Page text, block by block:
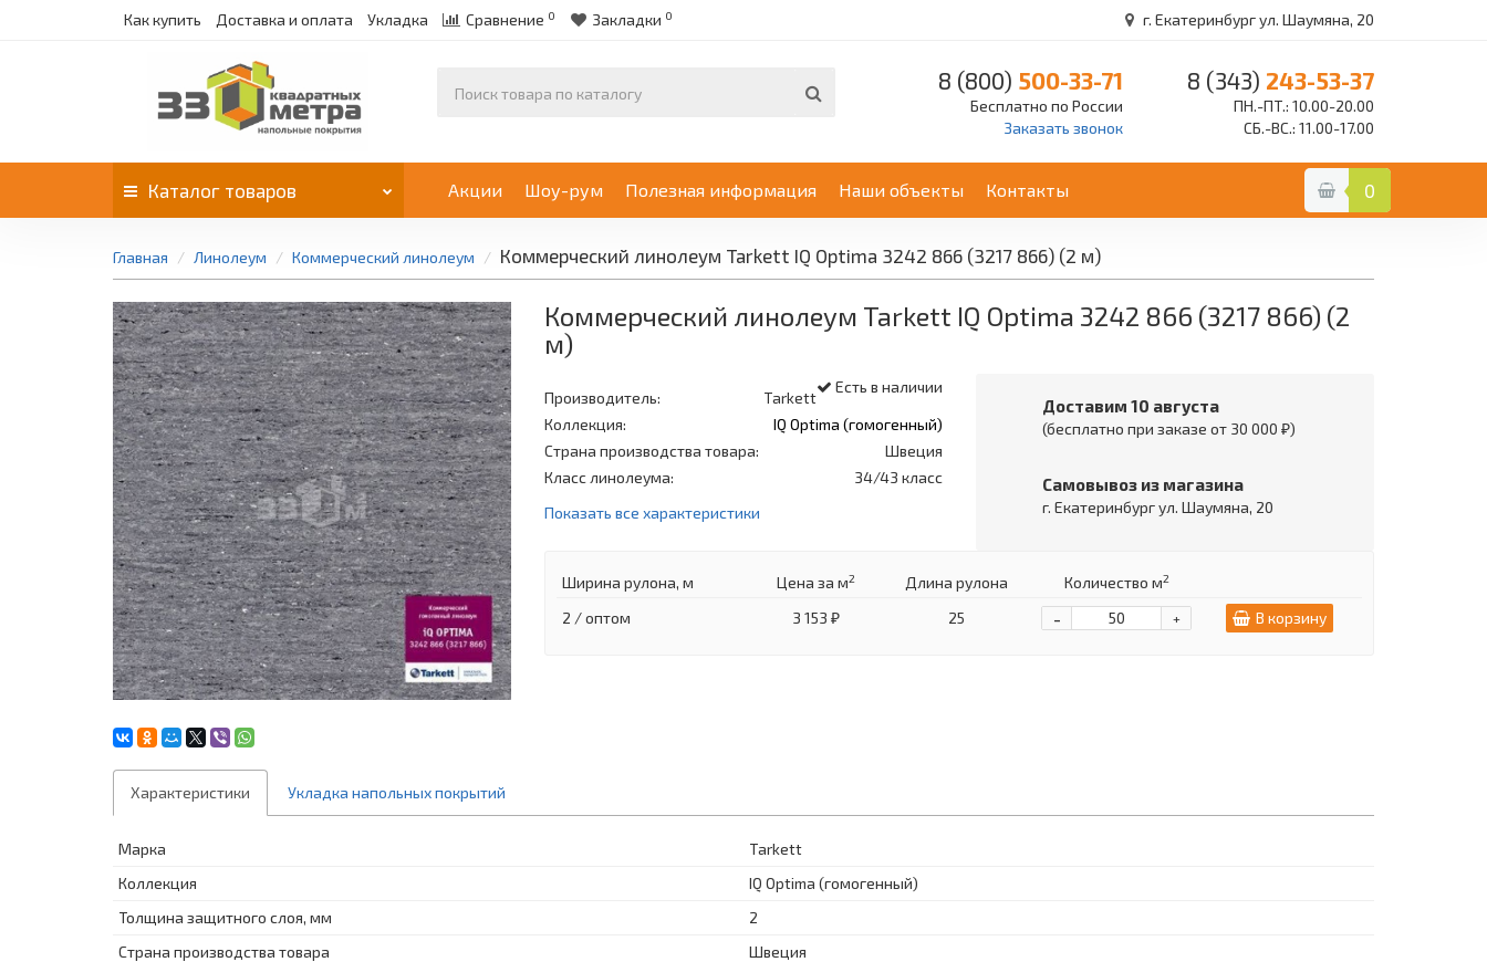
Как купить Доставка и оплата Укладка Сравнение 0 Закладки 0 г. Екатеринбург ул. Шаумяна, 20
8 (800) 500-33-71
Бесплатно по России
Заказать звонок
8 (343) 243-53-37
ПН.-ПТ.: 10.00-20.00
СБ.-ВС.: 11.00-17.00
Каталог товаров Акции Шоу-рум Полезная информация Наши объекты Контакты 0
Главная Линолеум Коммерческий линолеум Коммерческий линолеум Tarkett IQ Optima 3242 866 (3217 866) (2 м)
Коммерческий линолеум Tarkett IQ Optima 3242 866 (3217 866) (2
м)
Есть в наличии
Производитель:
Tarkett
Коллекция:
IQ Optima (гомогенный)
Страна производства товара:
Швеция
Класс линолеума:
34/43 класс
Показать все характеристики
Доставим 10 августа
(бесплатно при заказе от 30 000 ₽)
Самовывоз из магазина
г. Екатеринбург ул. Шаумяна, 20
Ширина рулона, м Цена за м2 Длина рулона Количество м2
2 / оптом 3 153 ₽ 25 +
- В корзину
Характеристики Укладка напольных покрытий
Марка
Tarkett
Коллекция
IQ Optima (гомогенный)
Толщина защитного слоя, мм
2
Страна производства товара
Швеция